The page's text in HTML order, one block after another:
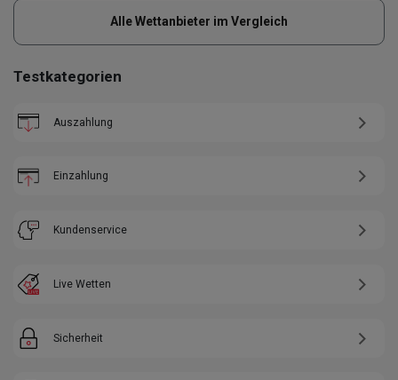
Alle Wettanbieter im Vergleich
Testkategorien
Auszahlung
Einzahlung
Kundenservice
Live Wetten
Sicherheit